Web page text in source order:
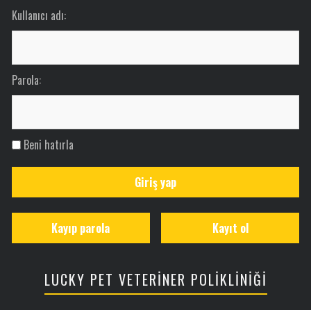
Kullanıcı adı:
Parola:
Beni hatırla
Giriş yap
Kayıt ol
Kayıp parola
LUCKY PET VETERİNER POLİKLİNİĞİ